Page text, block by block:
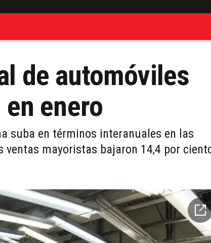
de automóviles
enero
suba en términos interanuales en las
mayoristas bajaron 14,4 por